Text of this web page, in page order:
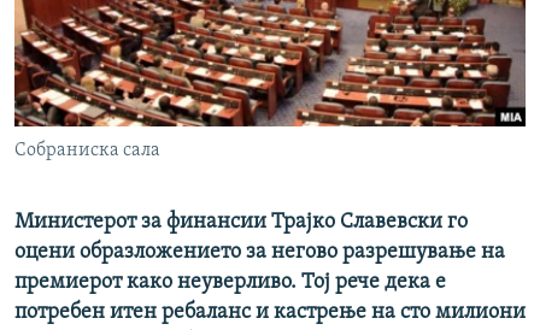
РСЕ веб страници
Собраниска сала
Министерот за финансии Трајко Славевски го
оцени образложението за негово разрешување на
премиерот како неуверливо. Тој рече дека е
потребен итен ребаланс и кастрење на сто милиони